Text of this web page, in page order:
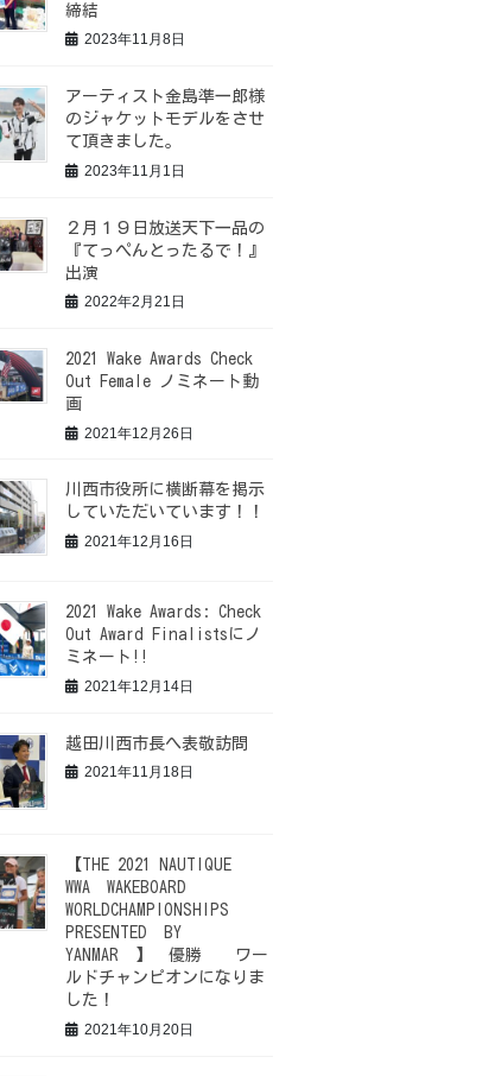
締結
2023年11月8日
アーティスト金島準一郎様
のジャケットモデルをさせ
て頂きました。
2023年11月1日
２月１９日放送天下一品の
『てっぺんとったるで！』
出演
2022年2月21日
2021 Wake Awards Check
Out Female ノミネート動
画
2021年12月26日
川西市役所に横断幕を掲示
していただいています！！
2021年12月16日
2021 Wake Awards: Check
Out Award Finalistsにノ
ミネート!!
2021年12月14日
越田川西市長へ表敬訪問
2021年11月18日
【THE 2021 NAUTIQUE
WWA WAKEBOARD
WORLDCHAMPIONSHIPS
PRESENTED BY
YANMAR 】 優勝 ワー
ルドチャンピオンになりま
した！
2021年10月20日